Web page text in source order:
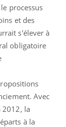
processus
et des
s'élever à
obligatoire
Avec
2012, la
à la